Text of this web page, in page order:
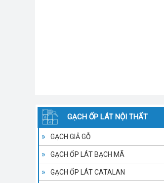
GẠCH ỐP LÁT NỘI THẤT
GẠCH GIẢ GỖ
GẠCH ỐP LÁT BẠCH MÃ
GẠCH ỐP LÁT CATALAN